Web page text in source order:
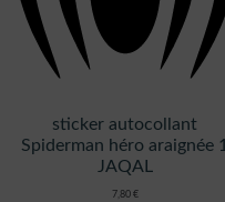
sticker autocollant
Spiderman héro araignée 1
JAQAL
7,80 €